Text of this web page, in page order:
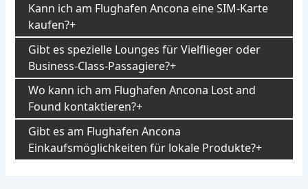
Kann ich am Flughafen Ancona eine SIM-Karte
kaufen?
Gibt es spezielle Lounges für Vielflieger oder
Business-Class-Passagiere?
Wo kann ich am Flughafen Ancona Lost and
Found kontaktieren?
Gibt es am Flughafen Ancona
Einkaufsmöglichkeiten für lokale Produkte?